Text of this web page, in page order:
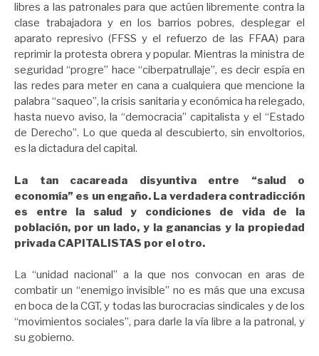
libres a las patronales para que actúen libremente contra la
clase trabajadora y en los barrios pobres, desplegar el
aparato represivo (FFSS y el refuerzo de las FFAA) para
reprimir la protesta obrera y popular. Mientras la ministra de
seguridad “progre” hace “ciberpatrullaje”, es decir espía en
las redes para meter en cana a cualquiera que mencione la
palabra “saqueo”, la crisis sanitaria y económica ha relegado,
hasta nuevo aviso, la “democracia” capitalista y el “Estado
de Derecho”. Lo que queda al descubierto, sin envoltorios,
es la dictadura del capital.
La tan cacareada disyuntiva entre “salud o
economía” es un engaño. La verdadera contradicción
es entre la salud y condiciones de vida de la
población, por un lado, y la ganancias y la propiedad
privada CAPITALISTAS por el otro.
La “unidad nacional” a la que nos convocan en aras de
combatir un “enemigo invisible” no es más que una excusa
en boca de la CGT, y todas las burocracias sindicales y de los
“movimientos sociales”, para darle la vía libre a la patronal, y
su gobierno.